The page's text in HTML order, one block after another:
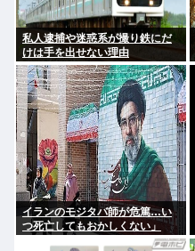
私人逮捕や迷惑系が撮り鉄にだ
けは手を出せない理由
イランのモジタバ師が危篤…い
つ死亡してもおかしくない」